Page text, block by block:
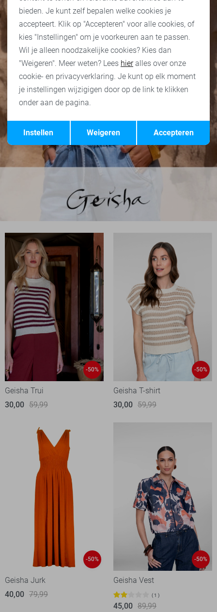
-50%
Geisha Trui
30,00 59,99
-50%
Geisha T-shirt
30,00 59,99
-50%
Geisha Jurk
40,00 79,99
-50%
Geisha Vest
1
45,00 89,99
Terug Opslaan
bieden. Je kunt zelf bepalen welke cookies je
accepteert. Klik op "Accepteren" voor alle cookies, of
kies "Instellingen" om je voorkeuren aan te passen.
Wil je alleen noodzakelijke cookies? Kies dan
"Weigeren". Meer weten? Lees hieralles over onze
cookie- en privacyverklaring. Je kunt op elk moment
je instellingen wijzigigen door op de link te klikken
onder aan de pagina.
Accepteren
Weigeren
Instellen